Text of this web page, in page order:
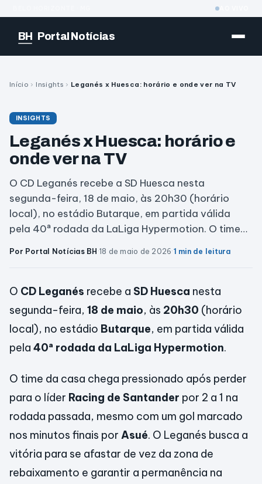
BH Portal Notícias
Início › Insights › Leganés x Huesca: horário e onde ver na TV
INSIGHTS
Leganés x Huesca: horário e
onde ver na TV
O CD Leganés recebe a SD Huesca nesta
segunda-feira, 18 de maio, às 20h30 (horário
local), no estádio Butarque, em partida válida
pela 40ª rodada da LaLiga Hypermotion. O time…
Por Portal Notícias BH·18 de maio de 2026·1 min de leitura
O CD Leganés recebe a SD Huesca nesta
segunda-feira, 18 de maio, às 20h30 (horário
local), no estádio Butarque, em partida válida
pela 40ª rodada da LaLiga Hypermotion.
O time da casa chega pressionado após perder
para o líder Racing de Santander por 2 a 1 na
rodada passada, mesmo com um gol marcado
nos minutos finais por Asué. O Leganés busca a
vitória para se afastar de vez da zona de
rebaixamento e garantir a permanência na